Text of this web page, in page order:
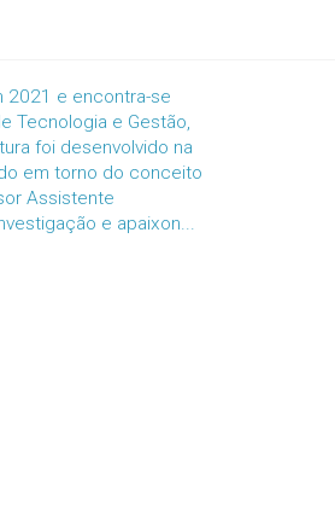
2021 e encontra-se
Tecnologia e Gestão,
foi desenvolvido na
em torno do conceito
Assistente
e apaixon...